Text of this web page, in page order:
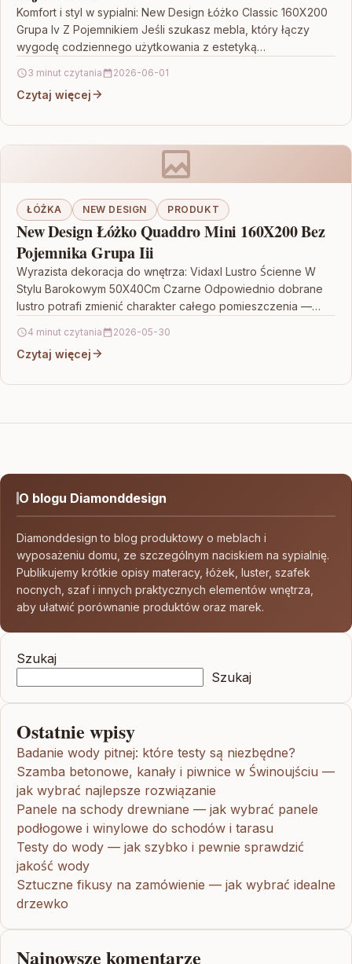
Komfort i styl w sypialni: New Design Łóżko Classic 160X200
Grupa Iv Z Pojemnikiem Jeśli szukasz mebla, który łączy
wygodę codziennego użytkowania z estetyką…
3 minut czytania 2026-06-01
Czytaj więcej
ŁÓŻKA NEW DESIGN PRODUKT
New Design Łóżko Quaddro Mini 160X200 Bez
Pojemnika Grupa Iii
Wyrazista dekoracja do wnętrza: Vidaxl Lustro Ścienne W
Stylu Barokowym 50X40Cm Czarne Odpowiednio dobrane
lustro potrafi zmienić charakter całego pomieszczenia —
4 minut czytania 2026-05-30
Czytaj więcej
O blogu Diamonddesign
Diamonddesign to blog produktowy o meblach i
wyposażeniu domu, ze szczególnym naciskiem na sypialnię.
Publikujemy krótkie opisy materacy, łóżek, luster, szafek
nocnych, szaf i innych praktycznych elementów wnętrza,
aby ułatwić porównanie produktów oraz marek.
Szukaj
Szukaj
Ostatnie wpisy
Badanie wody pitnej: które testy są niezbędne?
Szamba betonowe, kanały i piwnice w Świnoujściu —
jak wybrać najlepsze rozwiązanie
Panele na schody drewniane — jak wybrać panele
podłogowe i winylowe do schodów i tarasu
Testy do wody — jak szybko i pewnie sprawdzić
jakość wody
Sztuczne fikusy na zamówienie — jak wybrać idealne
drzewko
Najnowsze komentarze